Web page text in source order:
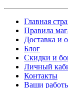
Главная
Правила
Доставка и
Блог
Скидки и
Личный
Контакты
Ваши